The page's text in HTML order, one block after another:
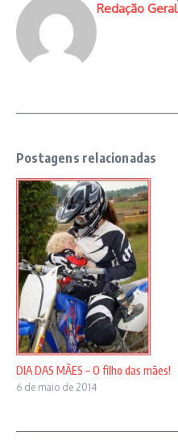
Redação Geral
Postagens relacionadas
DIA DAS MÃES – O filho das mães!
6 de maio de 2014